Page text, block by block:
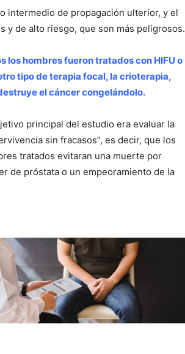
intermedio de propagación ulterior, y el
y de alto riesgo, que son más peligrosos.
los hombres fueron tratados con HIFU o
tipo de terapia focal, la crioterapia,
el cáncer congelándolo.
principal del estudio era evaluar la
sin fracasos”, es decir, que los
tratados evitaran una muerte por
de próstata o un empeoramiento de la